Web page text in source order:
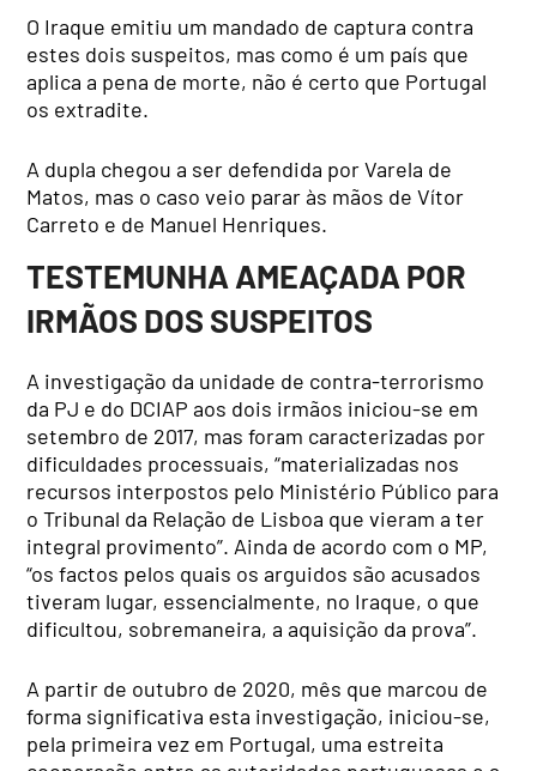
O Iraque emitiu um mandado de captura contra
estes dois suspeitos, mas como é um país que
aplica a pena de morte, não é certo que Portugal
os extradite.
A dupla chegou a ser defendida por Varela de
Matos, mas o caso veio parar às mãos de Vítor
Carreto e de Manuel Henriques.
TESTEMUNHA AMEAÇADA POR
IRMÃOS DOS SUSPEITOS
A investigação da unidade de contra-terrorismo
da PJ e do DCIAP aos dois irmãos iniciou-se em
setembro de 2017, mas foram caracterizadas por
dificuldades processuais, “materializadas nos
recursos interpostos pelo Ministério Público para
o Tribunal da Relação de Lisboa que vieram a ter
integral provimento”. Ainda de acordo com o MP,
“os factos pelos quais os arguidos são acusados
tiveram lugar, essencialmente, no Iraque, o que
dificultou, sobremaneira, a aquisição da prova”.
A partir de outubro de 2020, mês que marcou de
forma significativa esta investigação, iniciou-se,
pela primeira vez em Portugal, uma estreita